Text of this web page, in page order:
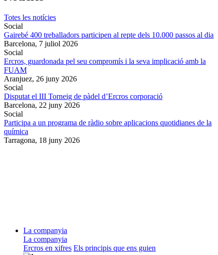
Totes les notícies
Social
Gairebé 400 treballadors participen al repte dels 10.000 passos al dia
Barcelona, 7 juliol 2026
Social
Ercros, guardonada pel seu compromís i la seva implicació amb la
FUAM
Aranjuez, 26 juny 2026
Social
Disputat el III Torneig de pàdel d’Ercros corporació
Barcelona, 22 juny 2026
Social
Participa a un programa de ràdio sobre aplicacions quotidianes de la
química
Tarragona, 18 juny 2026
La companyia
La companyia
Ercros en xifres Els principis que ens guien